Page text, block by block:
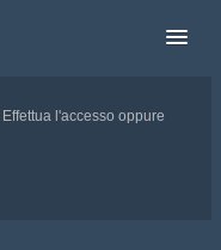
Effettua l'accesso oppure